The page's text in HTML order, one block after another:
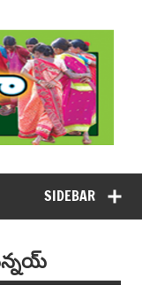
SIDEBAR